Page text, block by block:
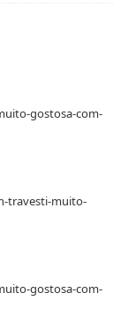
gostosa-com-
travesti-muito-
gostosa-com-